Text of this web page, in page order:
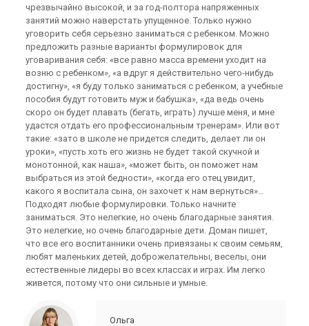
чрезвычайно высокой, и за год-полтора напряженных
занятий можно наверстать упущенное. Только нужно
уговорить себя серьезно заниматься с ребенком. Можно
предложить разные варианты формулировок для
уговаривания себя: «все равно масса времени уходит на
возню с ребенком», «а вдруг я действительно чего-нибудь
достигну», «я буду только заниматься с ребенком, а учебные
пособия будут готовить муж и бабушка», «да ведь очень
скоро он будет плавать (бегать, играть) лучше меня, и мне
удастся отдать его профессиональным тренерам». Или вот
такие: «зато в школе не придется следить, делает ли он
уроки», «пусть хоть его жизнь не будет такой скучной и
монотонной, как наша», «может быть, он поможет нам
выбраться из этой бедности», «когда его отец увидит,
какого я воспитала сына, он захочет к нам вернуться»…
Подходят любые формулировки. Только начните
заниматься. Это нелегкие, но очень благодарные занятия.
Это нелегкие, но очень благодарные дети. Доман пишет,
что все его воспитанники очень привязаны к своим семьям,
любят маленьких детей, доброжелательны, веселы, они
естественные лидеры во всех классах и играх. Им легко
живется, потому что они сильные и умные.
Ольга